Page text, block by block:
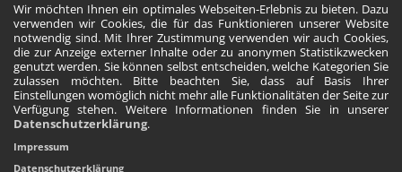
Wir möchten Ihnen ein optimales Webseiten-Erlebnis zu bieten. Dazu
verwenden wir Cookies, die für das Funktionieren unserer Website
notwendig sind. Mit Ihrer Zustimmung verwenden wir auch Cookies,
die zur Anzeige externer Inhalte oder zu anonymen Statistikzwecken
genutzt werden. Sie können selbst entscheiden, welche Kategorien Sie
zulassen möchten. Bitte beachten Sie, dass auf Basis Ihrer
Einstellungen womöglich nicht mehr alle Funktionalitäten der Seite zur
Verfügung stehen. Weitere Informationen finden Sie in unserer
Datenschutzerklärung.
Impressum
Datenschutzerklärung